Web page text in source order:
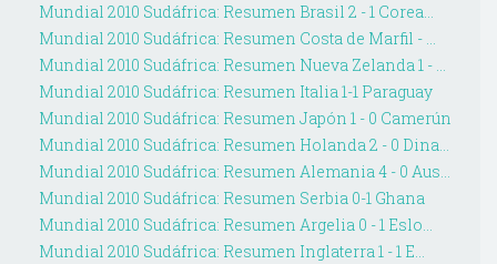
Mundial 2010 Sudáfrica: Resumen Brasil 2 - 1 Corea...
Mundial 2010 Sudáfrica: Resumen Costa de Marfil - ...
Mundial 2010 Sudáfrica: Resumen Nueva Zelanda 1 - ...
Mundial 2010 Sudáfrica: Resumen Italia 1-1 Paraguay
Mundial 2010 Sudáfrica: Resumen Japón 1 - 0 Camerún
Mundial 2010 Sudáfrica: Resumen Holanda 2 - 0 Dina...
Mundial 2010 Sudáfrica: Resumen Alemania 4 - 0 Aus...
Mundial 2010 Sudáfrica: Resumen Serbia 0-1 Ghana
Mundial 2010 Sudáfrica: Resumen Argelia 0 - 1 Eslo...
Mundial 2010 Sudáfrica: Resumen Inglaterra 1 - 1 E...